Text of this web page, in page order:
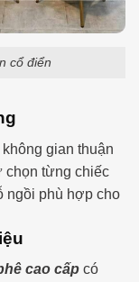
cổ điển
gian thuận
chọn từng chiếc
ngồi phù hợp cho
cao cấp có